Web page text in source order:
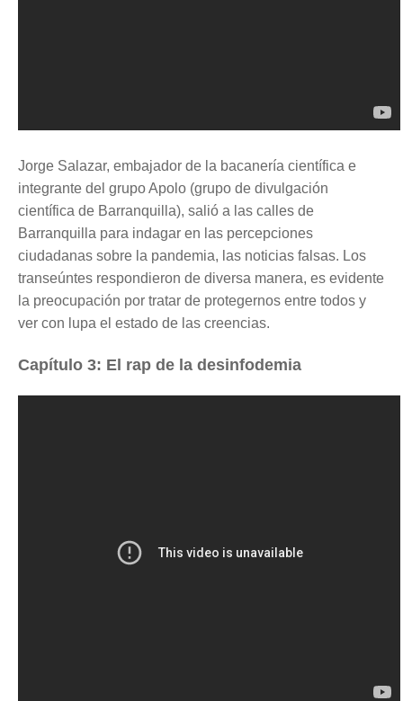
Jorge Salazar, embajador de la bacanería científica e
integrante del grupo Apolo (grupo de divulgación
científica de Barranquilla), salió a las calles de
Barranquilla para indagar en las percepciones
ciudadanas sobre la pandemia, las noticias falsas. Los
transeúntes respondieron de diversa manera, es evidente
la preocupación por tratar de protegernos entre todos y
ver con lupa el estado de las creencias.
Capítulo 3: El rap de la desinfodemia